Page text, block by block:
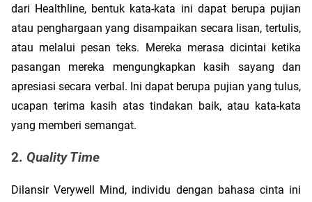
dari Healthline, bentuk kata-kata ini dapat berupa pujian
atau penghargaan yang disampaikan secara lisan, tertulis,
atau melalui pesan teks. Mereka merasa dicintai ketika
pasangan mereka mengungkapkan kasih sayang dan
apresiasi secara verbal. Ini dapat berupa pujian yang tulus,
ucapan terima kasih atas tindakan baik, atau kata-kata
yang memberi semangat.
2. Quality Time
Dilansir Verywell Mind, individu dengan bahasa cinta ini